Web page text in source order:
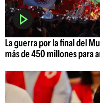
La guerra por la final del
más de 450 millones para